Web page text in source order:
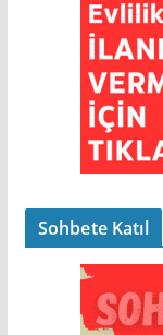
Sohbete Katıl